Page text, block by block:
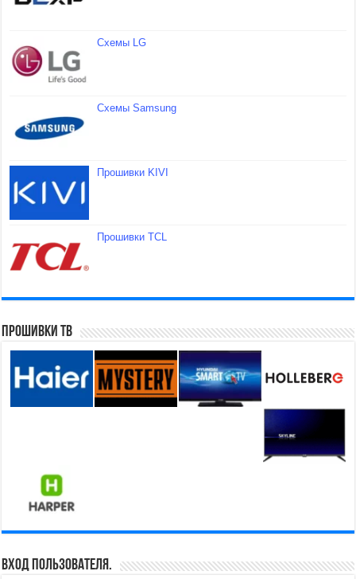
Схемы LG
Схемы Samsung
Прошивки KIVI
Прошивки TCL
Прошивки ТВ
Вход пользователя.